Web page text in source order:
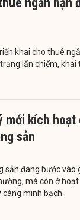
khai cho thuê
lấn chiếm,
mới kích
sản
sản đang bước vào
mà còn ở
minh bạch.